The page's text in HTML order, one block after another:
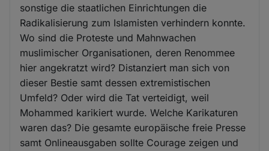
sonstige die staatlichen Einrichtungen die
Radikalisierung zum Islamisten verhindern konnte.
Wo sind die Proteste und Mahnwachen
muslimischer Organisationen, deren Renommee
hier angekratzt wird? Distanziert man sich von
dieser Bestie samt dessen extremistischen
Umfeld? Oder wird die Tat verteidigt, weil
Mohammed karikiert wurde. Welche Karikaturen
waren das? Die gesamte europäische freie Presse
samt Onlineausgaben sollte Courage zeigen und